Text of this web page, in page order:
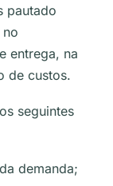
pautado
entrega, na
de custos.
seguintes
demanda;